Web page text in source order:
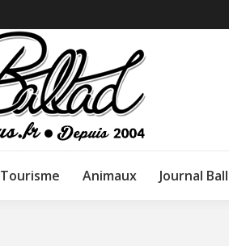
Tourisme Animaux Journal